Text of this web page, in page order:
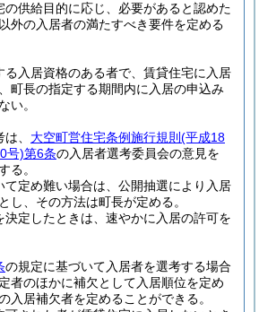
の供給目的に応じ、必要があると認めた
以外の入居者の満たすべき要件を定める
る入居資格のある者で、賃貸住宅に入居
町長の指定する期間内に入居の申込み
い。
、 大空町営住宅条例施行規則 (平成18
号)第6条の入居者選考委員会の意見を
る。
て定め難い場合は、公開抽選により入居
し、その方法は町長が定める。
決定したときは、速やかに入居の許可を
の規定に基づいて入居者を選考する場合
者のほかに補欠として入居順位を定め
入居補欠者を定めることができる。